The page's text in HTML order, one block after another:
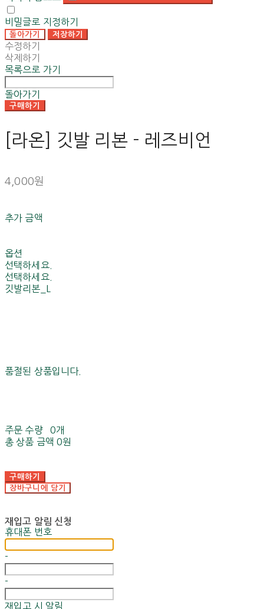
비밀글로 지정하기
돌아가기 저장하기
수정하기
삭제하기
목록으로 가기
돌아가기
구매하기
[라온] 깃발 리본 - 레즈비언
4,000원
추가 금액
옵션
선택하세요.
선택하세요.
깃발리본_L
품절된 상품입니다.
주문 수량
0개
총 상품 금액 0원
구매하기
장바구니에 담기
재입고 알림 신청
휴대폰 번호
-
-
재입고 시 알림